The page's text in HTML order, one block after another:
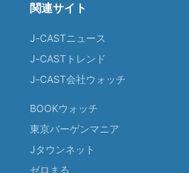
関連サイト
J-CASTニュース
J-CASTトレンド
J-CAST会社ウォッチ
BOOKウォッチ
東京バーゲンマニア
Jタウンネット
ゼロまる